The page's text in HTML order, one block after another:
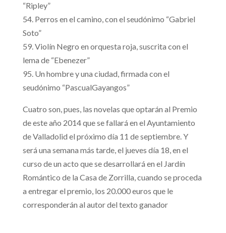
“Ripley”
54. Perros en el camino, con el seudónimo “Gabriel
Soto”
59. Violín Negro en orquesta roja, suscrita con el
lema de “Ebenezer”
95. Un hombre y una ciudad, firmada con el
seudónimo “PascualGayangos”
Cuatro son, pues, las novelas que optarán al Premio
de este año 2014 que se fallará en el Ayuntamiento
de Valladolid el próximo día 11 de septiembre. Y
será una semana más tarde, el jueves día 18, en el
curso de un acto que se desarrollará en el Jardín
Romántico de la Casa de Zorrilla, cuando se proceda
a entregar el premio, los 20.000 euros que le
corresponderán al autor del texto ganador